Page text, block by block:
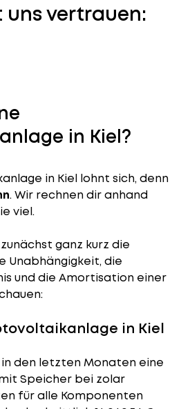
uns vertrauen:
in Kiel?
in Kiel lohnt sich, denn
. Wir rechnen dir anhand
viel.
ganz kurz die
Unabhängigkeit, die
und die Amortisation einer
in Kiel
in den letzten Monaten eine
Speicher bei zolar
für alle Komponenten